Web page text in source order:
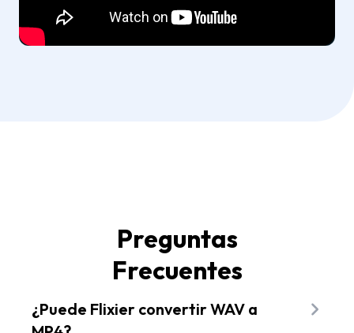
Preguntas
Frecuentes
¿Puede Flixier convertir WAV a